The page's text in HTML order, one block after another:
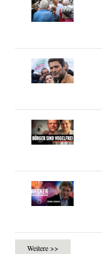
Weitere >>